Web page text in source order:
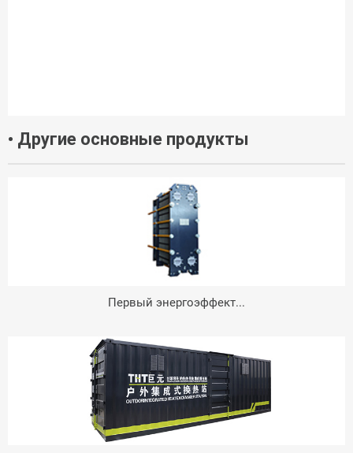
• Другие основные продукты
Первый энергоэффект...